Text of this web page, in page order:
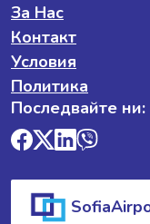
За Нас
Контакт
Условия
Политика
Последвайте ни: